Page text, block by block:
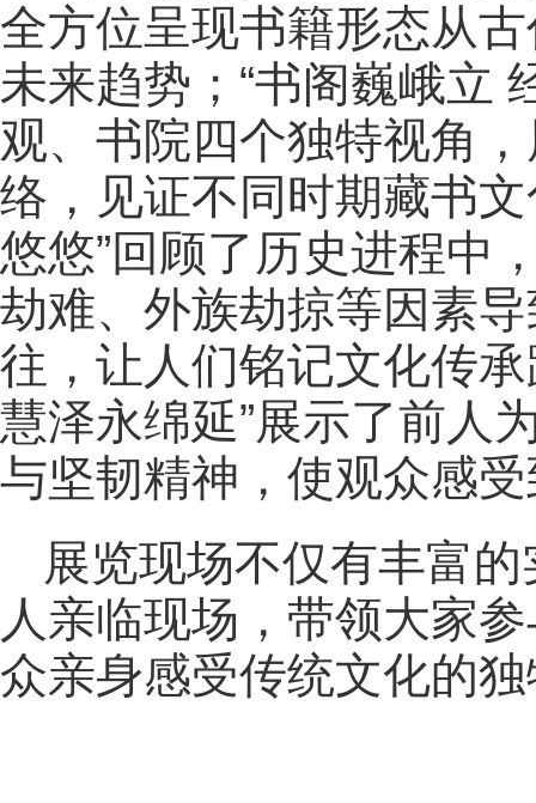
全方位呈现书籍形态从
未来趋势；“书阁巍峨立
观、书院四个独特视角
络，见证不同时期藏书
悠悠”回顾了历史进程中
劫难、外族劫掠等因素
往，让人们铭记文化传
慧泽永绵延”展示了前人
与坚韧精神，使观众感
展览现场不仅有丰富
人亲临现场，带领大家
众亲身感受传统文化的